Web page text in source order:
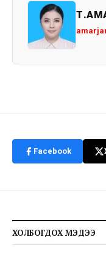
Facebook
ХОЛБОГДОХ МЭДЭЭ